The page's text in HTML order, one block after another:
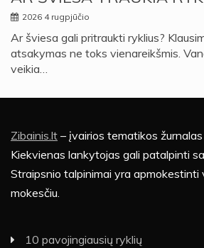
2026 4 rugpjūčio
Ar šviesa gali pritraukti ryklius?
atsakymas ne toks vienareikšmis.
veikia…
Zibainis.lt – įvairios tematikos
Kiekvienas lankytojas gali patalpinti
Straipsnio talpinimai yra apmokestinti
mokesčiu.
10 pavojingiausių ryklių